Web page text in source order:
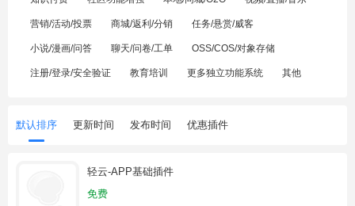
营销/活动/投票 商城/返利/分销 任务/悬赏/威客
小说/漫画/问答 聊天/问卷/工单 OSS/COS/对象存储
注册/登录/安全验证 教育培训 更多独立功能系统 其他
默认排序 更新时间 发布时间 优惠插件
轻云-APP基础插件
免费